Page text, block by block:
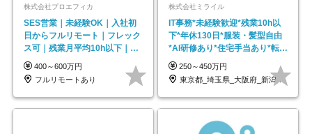
株式会社プロエフィカ
SES営業｜未経験OK｜入社初
日からフルリモート｜フレック
ス可｜残業月平均10h以下｜事
業立ち上げメンバー
400～600万円
フルリモートあり
株式会社ミライル
IT事務*未経験歓迎*残業10h以
下*年休130日*服装・髪型自由
*AI研修あり*住宅手当あり*転勤
なし
250～450万円
東京都_埼玉県_大阪府_新潟県_福岡県